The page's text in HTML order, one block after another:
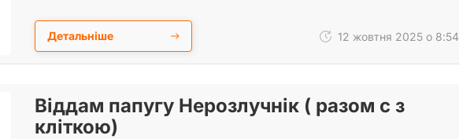
Детальніше 12 жовтня 2025 о 8:54
Віддам папугу Нерозлучнік ( разом с з
кліткою)